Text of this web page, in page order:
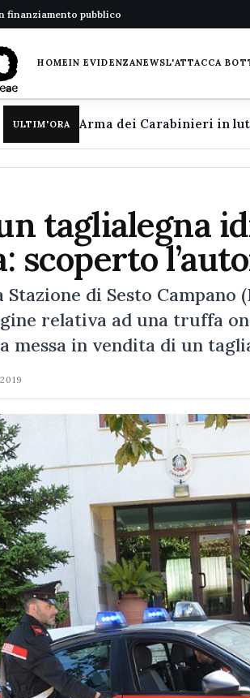
finanziamento pubblico
HOMEIN EVIDENZANEWSL'ATTACCA
ULTIM'ORA
taglialegna
scoperto
di Sesto Campano
relativa ad una truffa
messa in vendita di un